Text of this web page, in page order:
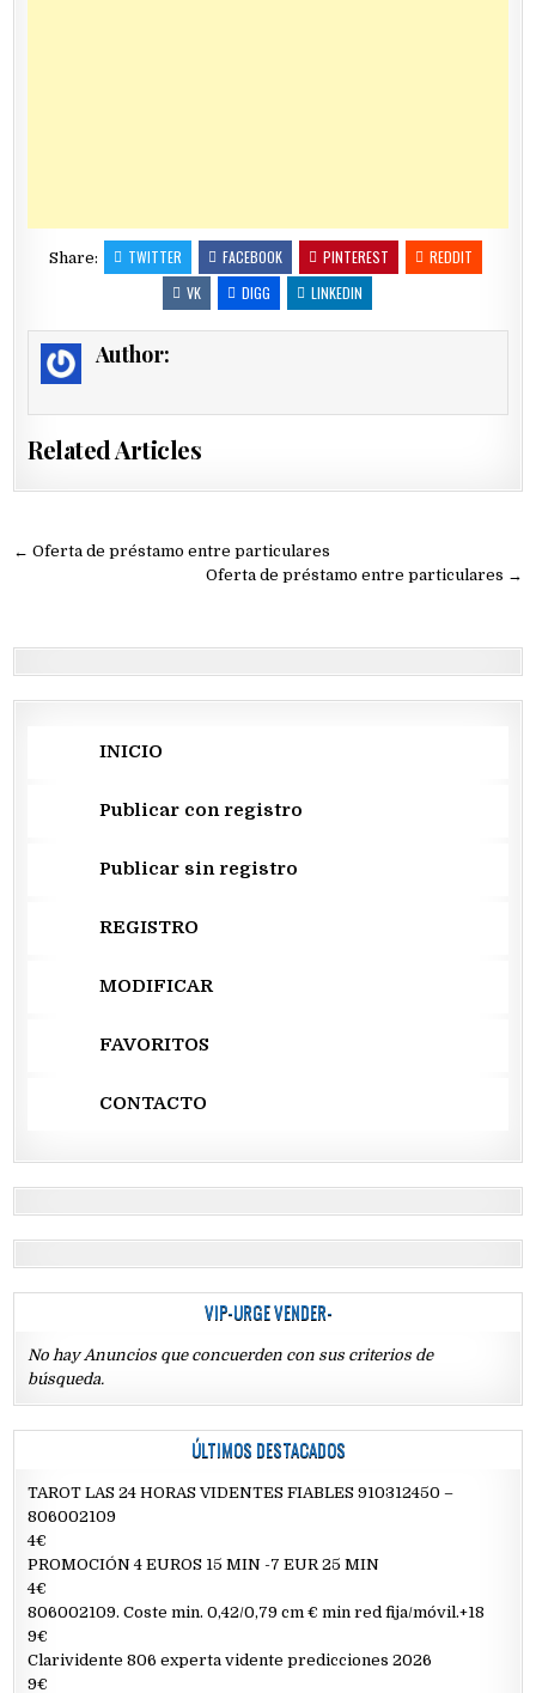
Share: TWITTER FACEBOOK PINTEREST
REDDIT
VK
DIGG LINKEDIN
Author:
Related Articles
Navegación
← Oferta de préstamo entre particulares
Oferta de préstamo entre particulares →
INICIO
Publicar con registro
Publicar sin registro
REGISTRO
MODIFICAR
FAVORITOS
CONTACTO
VIP-URGE VENDER-
No hay Anuncios que concuerden con sus criterios de
búsqueda.
ÚLTIMOS DESTACADOS
TAROT LAS 24 HORAS VIDENTES FIABLES 910312450 –
806002109
4€
PROMOCIÓN 4 EUROS 15 MIN -7 EUR 25 MIN
4€
806002109. Coste min. 0,42/0,79 cm € min red fija/móvil.+18
9€
Clarividente 806 experta vidente predicciones 2026
9€